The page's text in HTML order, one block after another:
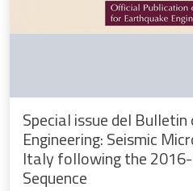
Special issue del
Engineering: Seismic
Italy following the
Sequence